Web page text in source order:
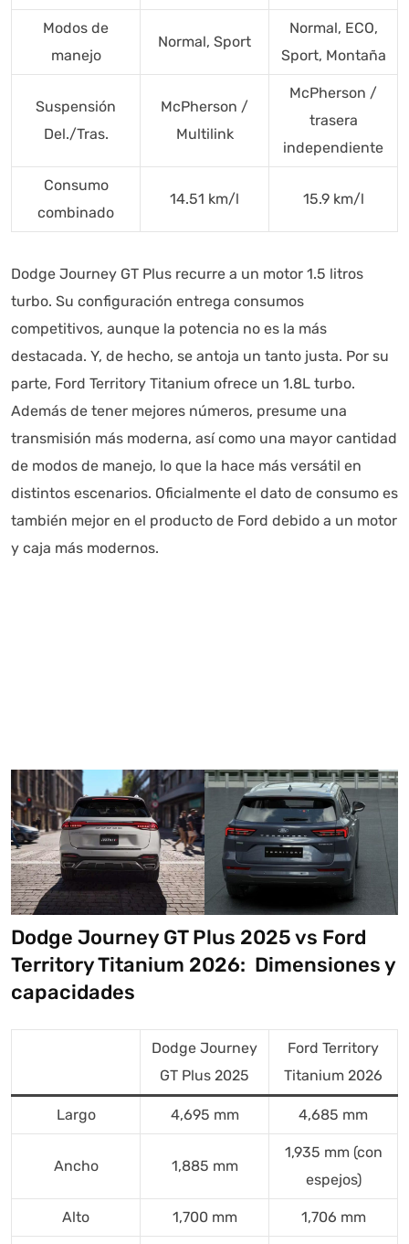
Modos de
manejo
Normal, Sport
Normal, ECO,
Sport, Montaña
Suspensión
Del./Tras.
McPherson /
Multilink
McPherson /
trasera
independiente
Consumo
combinado
14.51 km/l 15.9 km/l
Dodge Journey GT Plus recurre a un motor 1.5 litros
turbo. Su configuración entrega consumos
competitivos, aunque la potencia no es la más
destacada. Y, de hecho, se antoja un tanto justa. Por su
parte, Ford Territory Titanium ofrece un 1.8L turbo.
Además de tener mejores números, presume una
transmisión más moderna, así como una mayor cantidad
de modos de manejo, lo que la hace más versátil en
distintos escenarios. Oficialmente el dato de consumo es
también mejor en el producto de Ford debido a un motor
y caja más modernos.
Dodge Journey GT Plus 2025 vs Ford
Territory Titanium 2026: Dimensiones y
capacidades
Dodge Journey
GT Plus 2025
Ford Territory
Titanium 2026
Largo 4,695 mm 4,685 mm
Ancho 1,885 mm
1,935 mm (con
espejos)
Alto 1,700 mm 1,706 mm